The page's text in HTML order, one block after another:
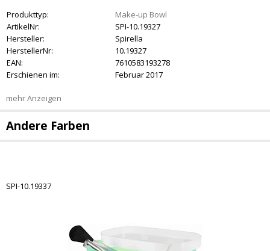
Produkttyp:
Make-up Bowl
ArtikelNr:
SPI-10.19327
Hersteller:
Spirella
HerstellerNr:
10.19327
EAN:
7610583193278
Erschienen im:
Februar 2017
mehr Anzeigen
Andere Farben
SPI-10.19337